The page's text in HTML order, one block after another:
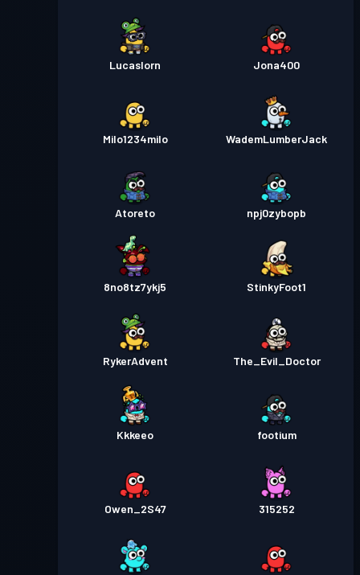
Lucaslorn Jona400
Milo1234milo WademLumberJack
Atoreto npj0zybopb
8no8tz7ykj5 StinkyFoot1
RykerAdvent The_Evil_Doctor
Kkkeeo footium
Owen_2S47 315252